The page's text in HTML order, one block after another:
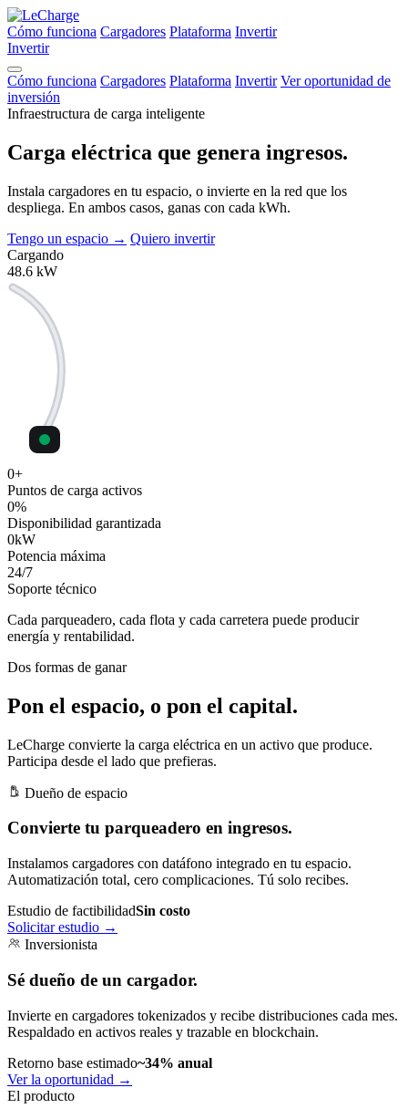
Cómo funciona Cargadores Plataforma Invertir
Invertir
Cómo funciona Cargadores Plataforma Invertir Ver oportunidad de
inversión
Infraestructura de carga inteligente
Carga eléctrica que genera ingresos.
Instala cargadores en tu espacio, o invierte en la red que los
despliega. En ambos casos, ganas con cada kWh.
Tengo un espacio → Quiero invertir
Cargando
48.6 kW
0+
Puntos de carga activos
0%
Disponibilidad garantizada
0kW
Potencia máxima
24/7
Soporte técnico
Cada parqueadero, cada flota y cada carretera puede producir
energía y rentabilidad.
Dos formas de ganar
Pon el espacio, o pon el capital.
LeCharge convierte la carga eléctrica en un activo que produce.
Participa desde el lado que prefieras.
Dueño de espacio
Convierte tu parqueadero en ingresos.
Instalamos cargadores con datáfono integrado en tu espacio.
Automatización total, cero complicaciones. Tú solo recibes.
Estudio de factibilidadSin costo
Solicitar estudio →
Inversionista
Sé dueño de un cargador.
Invierte en cargadores tokenizados y recibe distribuciones cada mes.
Respaldado en activos reales y trazable en blockchain.
Retorno base estimado~34% anual
Ver la oportunidad →
El producto